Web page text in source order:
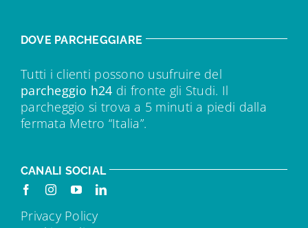
DOVE PARCHEGGIARE
Tutti i clienti possono usufruire del
parcheggio h24 di fronte gli Studi. Il
parcheggio si trova a 5 minuti a piedi dalla
fermata Metro “Italia”.
CANALI SOCIAL
Privacy Policy